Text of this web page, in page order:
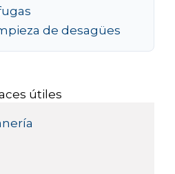
de desagües
útiles